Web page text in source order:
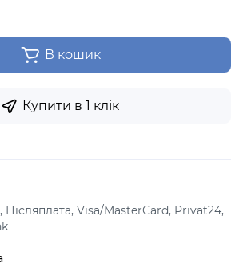
В кошик
Купити в 1 клік
Післяплата, Visa/MasterCard, Privat24,